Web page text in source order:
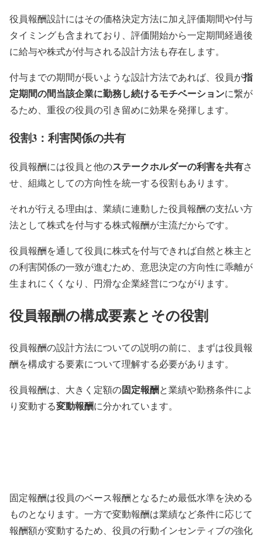
役員報酬設計にはその価格決定方法に加え評価期間や付与
タイミングも含まれており、評価開始から一定期間経過後
に給与や株式が付与される設計方法も存在します。
付与までの期間が長いような設計方法であれば、役員が指
定期間の間当該企業に勤務し続けるモチベーションに繋が
るため、重役の役員の引き留めに効果を発揮します。
役割3：利害関係の共有
役員報酬には役員と他のステークホルダーの利害を共有さ
せ、組織としての方向性を統一する役割もあります。
それが行える理由は、業績に連動した役員報酬の支払い方
法として株式を付与する株式報酬が主流だからです。
役員報酬を通して役員に株式を付与できれば自然と株主と
の利害関係の一致が進むため、意思決定の方向性に乖離が
生まれにくくなり、円滑な企業経営につながります。
役員報酬の構成要素とその役割
役員報酬の設計方法についての説明の前に、まずは役員報
酬を構成する要素について理解する必要があります。
役員報酬は、大きく定額の固定報酬と業績や勤務条件によ
り変動する変動報酬に分かれています。
固定報酬は役員のベース報酬となるため最低水準を決める
ものとなります。一方で変動報酬は業績など条件に応じて
報酬額が変動するため、役員の行動インセンティブの強化